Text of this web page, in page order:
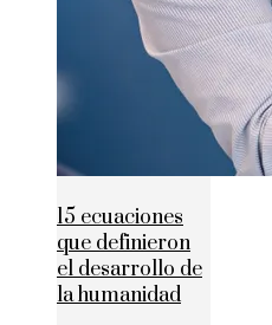
15 ecuaciones
que definieron
el desarrollo de
la humanidad